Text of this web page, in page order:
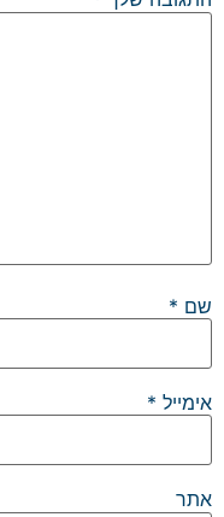
שם *
אימייל *
אתר